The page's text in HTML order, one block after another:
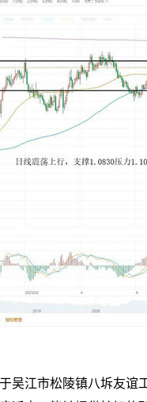
吴江市松陵镇八坼友